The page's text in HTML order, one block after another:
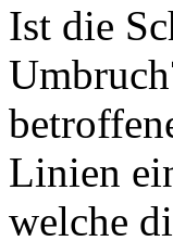
Ist die
Linien
welche